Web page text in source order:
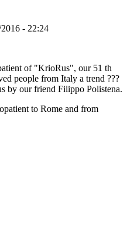
- 22:24
of "KrioRus", our 51 th
people from Italy a trend ???
by our friend Filippo Polistena.
to Rome and from